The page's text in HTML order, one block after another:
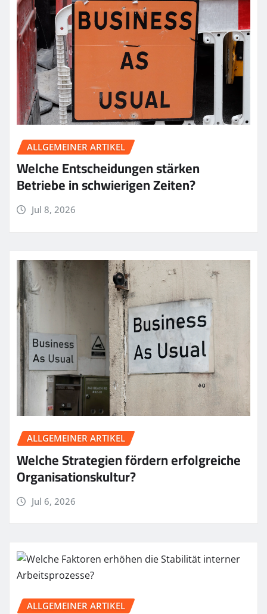
ALLGEMEINER ARTIKEL
Welche Entscheidungen stärken
Betriebe in schwierigen Zeiten?
Jul 8, 2026
ALLGEMEINER ARTIKEL
Welche Strategien fördern erfolgreiche
Organisationskultur?
Jul 6, 2026
ALLGEMEINER ARTIKEL